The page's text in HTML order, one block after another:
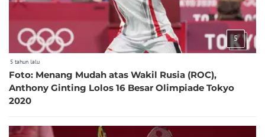
5
5 tahun lalu
Foto: Menang Mudah atas Wakil Rusia (ROC),
Anthony Ginting Lolos 16 Besar Olimpiade Tokyo
2020